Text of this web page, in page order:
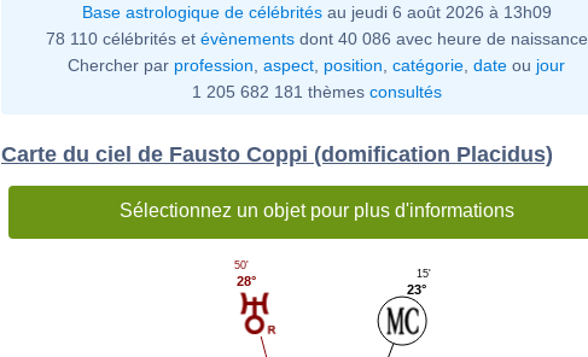
Base astrologique de célébritésau jeudi 6 août 2026 à 13h09
78 110 célébrités et évènementsdont 40 086 avec heure de naissance
Chercher par profession aspect position catégorie date ou jour
1 205 682 181 thèmes consultés
Carte du ciel de Fausto Coppi (domification Placidus)
Sélectionnez un objet pour plus d'informations
23°
15'
28°
50'